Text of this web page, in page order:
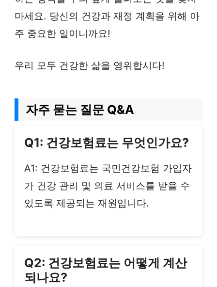
마세요. 당신의 건강과 재정 계획을 위해 아
주 중요한 일이니까요!
우리 모두 건강한 삶을 영위합시다!
자주 묻는 질문 Q&A
Q1: 건강보험료는 무엇인가요?
A1: 건강보험료는 국민건강보험 가입자
가 건강 관리 및 의료 서비스를 받을 수
있도록 제공되는 재원입니다.
Q2: 건강보험료는 어떻게 계산
되나요?